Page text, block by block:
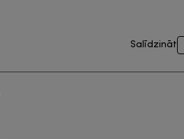
Salīdzināt